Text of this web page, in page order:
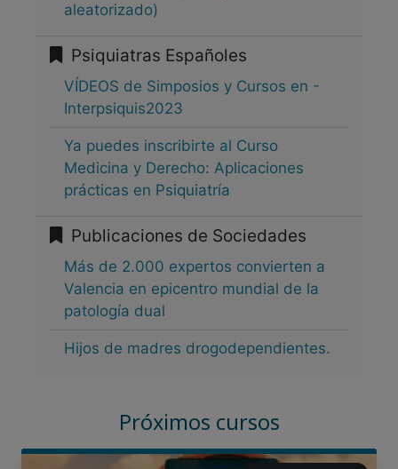
aleatorizado)
Psiquiatras Españoles
VÍDEOS de Simposios y Cursos en -
Interpsiquis2023
Ya puedes inscribirte al Curso
Medicina y Derecho: Aplicaciones
prácticas en Psiquiatría
Publicaciones de Sociedades
Más de 2.000 expertos convierten a
Valencia en epicentro mundial de la
patología dual
Hijos de madres drogodependientes.
Próximos cursos